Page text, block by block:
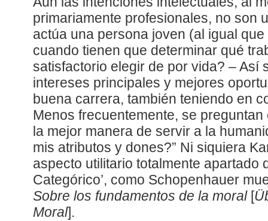
primariamente profesionales, no son
actúa una persona joven (al igual
cuando tienen que determinar qué
satisfactorio elegir de por vida? – Así
intereses principales y mejores
buena carrera, también teniendo en
Menos frecuentemente, se
la mejor manera de servir a la
mis atributos y dones?” Ni siquiera
aspecto utilitario totalmente apartado
Categórico’, como Schopenhauer
Sobre los fundamentos de la moral [
Moral].